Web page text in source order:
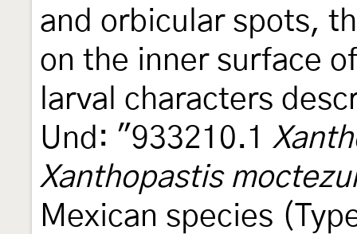
and orbicular spots,
on the inner surface
larval characters
Und: "933210.1
Xanthopastis
Mexican species